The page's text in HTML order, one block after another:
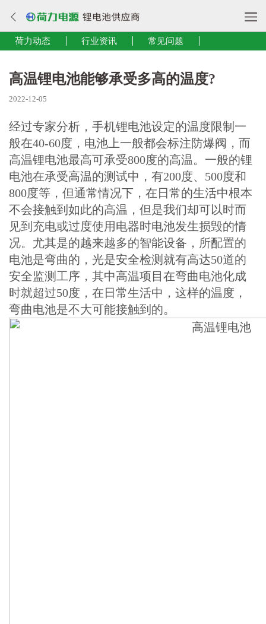
荷力动态 行业资讯 常见问题
高温锂电池能够承受多高的温度?
2022-12-05
经过专家分析，手机锂电池设定的温度限制一
般在40-60度，电池上一般都会标注防爆阀，而
高温锂电池最高可承受800度的高温。一般的锂
电池在承受高温的测试中，有200度、500度和
800度等，但通常情况下，在日常的生活中根本
不会接触到如此的高温，但是我们却可以时而
见到充电或过度使用电器时电池发生损毁的情
况。尤其是的越来越多的智能设备，所配置的
电池是弯曲的，光是安全检测就有高达50道的
安全监测工序，其中高温项目在弯曲电池化成
时就超过50度，在日常生活中，这样的温度，
弯曲电池是不大可能接触到的。